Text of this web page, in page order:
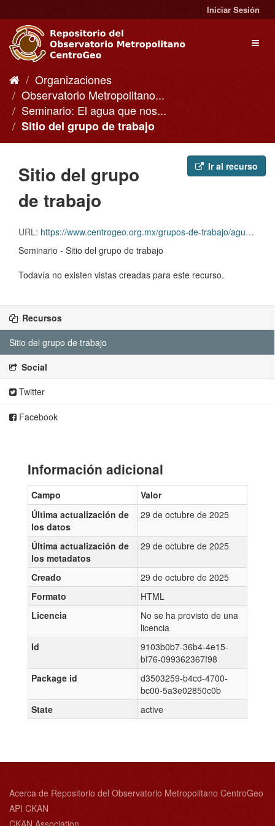
al
contenido
Iniciar Sesión
Organizaciones
Observatorio Metropolitano...
Seminario: El agua que nos...
Sitio del grupo de trabajo
Ir al recurso
Sitio del grupo
de trabajo
URL: https://www.centrogeo.org.mx/grupos-de-trabajo/agua-territorio-y-gobernanza
Seminario - Sitio del grupo de trabajo
Todavía no existen vistas creadas para este recurso.
Recursos
Sitio del grupo de trabajo
Social
Twitter
Facebook
Información adicional
Campo
Valor
Última actualización de
los datos
29 de octubre de 2025
Última actualización de
los metadatos
29 de octubre de 2025
Creado
29 de octubre de 2025
Formato
HTML
Licencia
No se ha provisto de una
licencia
Id
9103b0b7-36b4-4e15-
bf76-099362367f98
Package id
d3503259-b4cd-4700-
bc00-5a3e02850c0b
State
active
Acerca de Repositorio del Observatorio Metropolitano CentroGeo
API CKAN
CKAN Association